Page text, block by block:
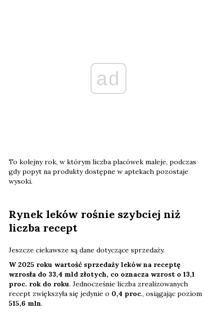
ad
To kolejny rok, w którym liczba placówek maleje, podczas
gdy popyt na produkty dostępne w aptekach pozostaje
wysoki.
Rynek leków rośnie szybciej niż
liczba recept
Jeszcze ciekawsze są dane dotyczące sprzedaży.
W 2025 roku wartość sprzedaży leków na receptę
wzrosła do 33,4 mld złotych, co oznacza wzrost o 13,1
proc. rok do roku. Jednocześnie liczba zrealizowanych
recept zwiększyła się jedynie o 0,4 proc., osiągając poziom
515,6 mln.